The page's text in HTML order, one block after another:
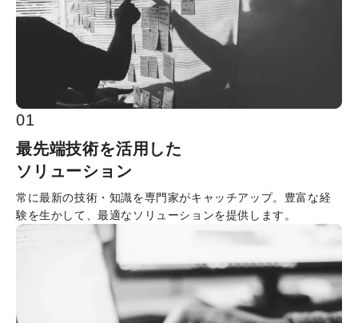
01
最先端技術を活用した
ソリューション
常に最新の技術・知識を専門家がキャッチアップ。豊富な経
験を生かして、最適なソリューションを提供します。